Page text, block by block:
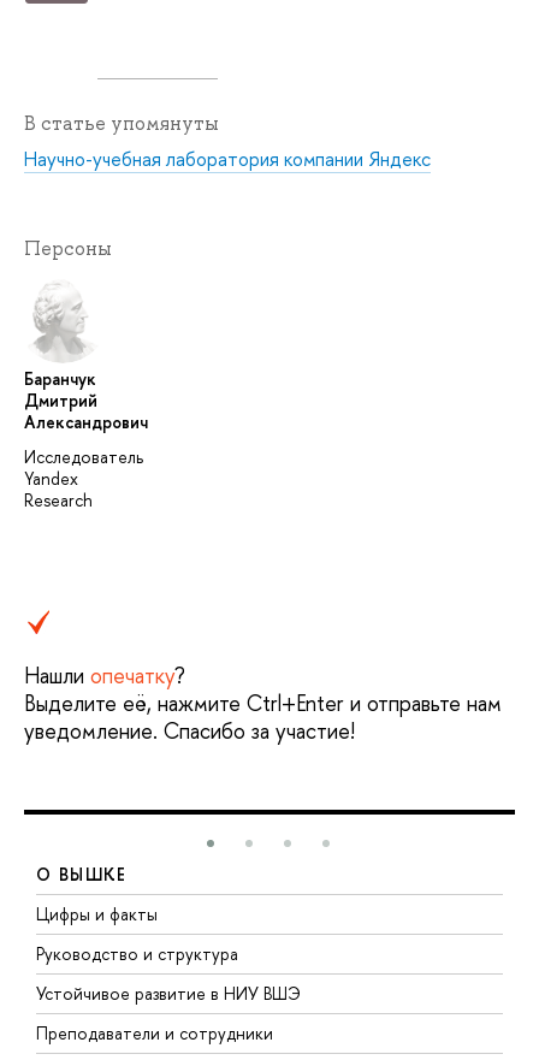
В статье упомянуты
Научно-учебная лаборатория компании Яндекс
Персоны
Баранчук
Дмитрий
Александрович
Исследователь
Yandex
Research
Нашли опечатку?
Выделите её, нажмите Ctrl+Enter и отправьте нам
уведомление. Спасибо за участие!
О ВЫШКЕ
Цифры и факты
Руководство и структура
Устойчивое развитие в НИУ ВШЭ
Преподаватели и сотрудники